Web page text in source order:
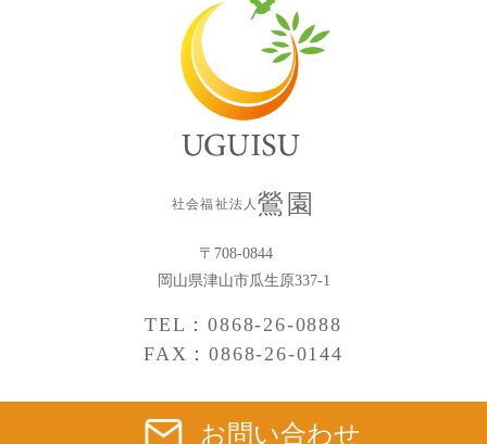
社会福祉法人鶯園
〒708-0844
岡山県津山市瓜生原337-1
TEL：0868-26-0888
FAX：0868-26-0144
お問い合わせ